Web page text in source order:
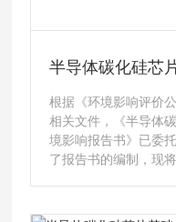
半导体碳化硅芯
境影响报告书报
根据《环境影响评价
相关文件，《半导体
境影响报告书》已委
了报告书的编制，现